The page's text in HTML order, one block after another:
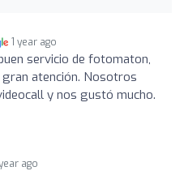
1 year ago
servicio de fotomaton,
gran atención. Nosotros
y nos gustó mucho.
ago